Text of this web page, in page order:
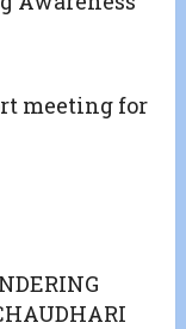
meeting for